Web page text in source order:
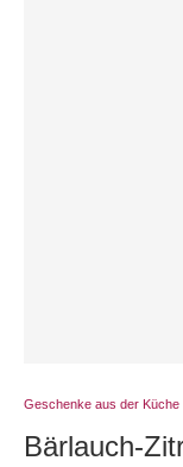
Geschenke aus der Küche
Bärlauch-